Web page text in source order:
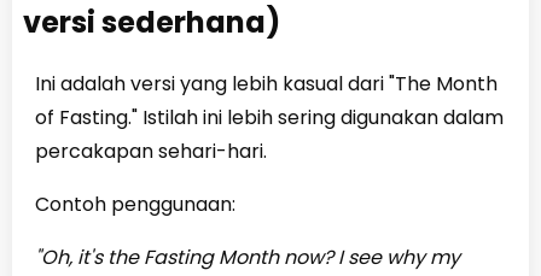
versi sederhana)
Ini adalah versi yang lebih kasual dari "The Month
of Fasting." Istilah ini lebih sering digunakan dalam
percakapan sehari-hari.
Contoh penggunaan:
"Oh, it's the Fasting Month now? I see why my